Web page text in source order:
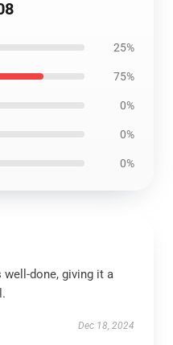
25%
75%
0%
0%
0%
done, giving it a
Dec 18, 2024